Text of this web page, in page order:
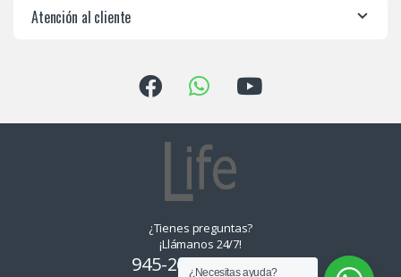
Atención al cliente
¿Tienes preguntas?
¡Llámanos 24/7!
945-265550, 955-
¿Necesitas ayuda?